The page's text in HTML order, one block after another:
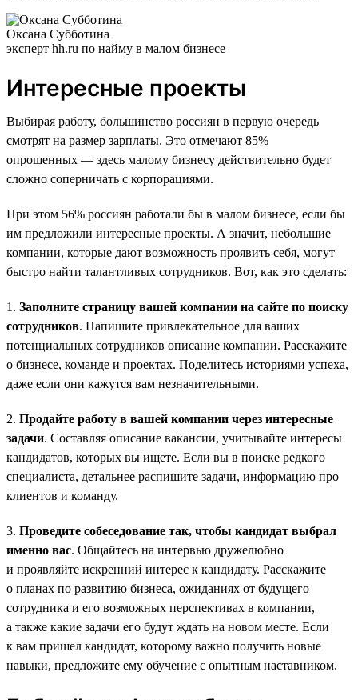
Оксана Субботина
эксперт hh.ru по найму в малом бизнесе
Интересные проекты
Выбирая работу, большинство россиян в первую очередь
смотрят на размер зарплаты. Это отмечают 85%
опрошенных — здесь малому бизнесу действительно будет
сложно соперничать с корпорациями.
При этом 56% россиян работали бы в малом бизнесе, если бы
им предложили интересные проекты. А значит, небольшие
компании, которые дают возможность проявить себя, могут
быстро найти талантливых сотрудников. Вот, как это сделать:
1. Заполните страницу вашей компании на сайте по поиску
сотрудников. Напишите привлекательное для ваших
потенциальных сотрудников описание компании. Расскажите
о бизнесе, команде и проектах. Поделитесь историями успеха,
даже если они кажутся вам незначительными.
2. Продайте работу в вашей компании через интересные
задачи. Составляя описание вакансии, учитывайте интересы
кандидатов, которых вы ищете. Если вы в поиске редкого
специалиста, детальнее распишите задачи, информацию про
клиентов и команду.
3. Проведите собеседование так, чтобы кандидат выбрал
именно вас. Общайтесь на интервью дружелюбно
и проявляйте искренний интерес к кандидату. Расскажите
о планах по развитию бизнеса, ожиданиях от будущего
сотрудника и его возможных перспективах в компании,
а также какие задачи его будут ждать на новом месте. Если
к вам пришел кандидат, которому важно получить новые
навыки, предложите ему обучение с опытным наставником.